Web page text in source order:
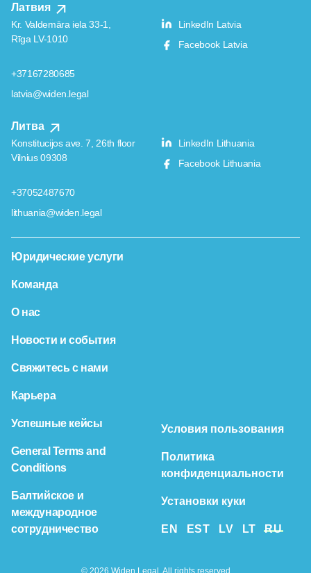
Латвия
Kr. Valdemāra iela 33-1,
Rīga LV-1010
+37167280685
latvia@widen.legal
LinkedIn Latvia
Facebook Latvia
Литва
Konstitucijos ave. 7, 26th floor
Vilnius 09308
+37052487670
lithuania@widen.legal
LinkedIn Lithuania
Facebook Lithuania
Юридические услуги
Команда
О нас
Новости и события
Свяжитесь с нами
Карьера
Успешные кейсы
General Terms and
Conditions
Балтийское и
международное
сотрудничество
Условия пользования
Политика
конфиденциальности
Установки куки
EN EST LV LT RU
© 2026 Widen Legal. All rights reserved